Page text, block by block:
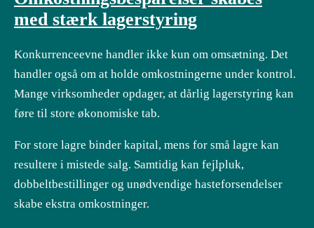
med stærk lagerstyring
Konkurrenceevne handler ikke kun om omsætning. Det
handler også om at holde omkostningerne under kontrol.
Mange virksomheder opdager, at dårlig lagerstyring kan
føre til store økonomiske tab.
For store lagre binder kapital, mens for små lagre kan
resultere i mistede salg. Samtidig kan fejlpluk,
dobbeltbestillinger og unødvendige hasteforsendelser
skabe ekstra omkostninger.